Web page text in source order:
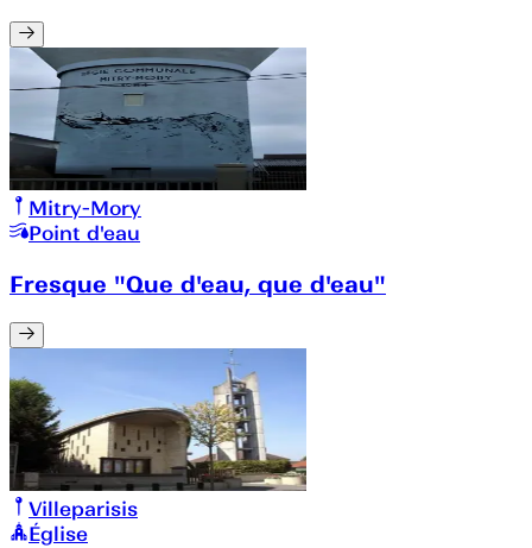
Mitry-Mory
Point d'eau
Fresque "Que d'eau, que d'eau"
Villeparisis
Église